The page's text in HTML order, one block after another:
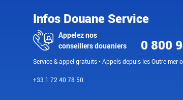
Infos Douane Service
Appelez nos
conseillers douaniers
0 800
Service & appel gratuits • Appels depuis les Outre-mer
+33 1 72 40 78 50.